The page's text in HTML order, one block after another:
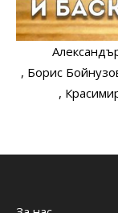
, Борис
,